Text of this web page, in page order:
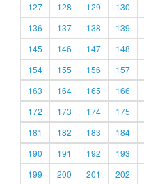
127
128 129 130
136
137 138 139
145
146 147 148
154
155 156 157
163
164 165 166
172
173 174 175
181
182 183 184
190
191 192 193
199
200 201 202